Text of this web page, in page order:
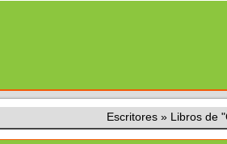
Escritores » Libros de